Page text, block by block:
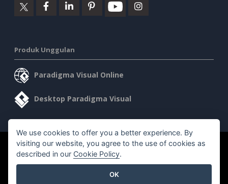
Produk Unggulan
Paradigma Visual Online
Desktop Paradigma Visual
©2026 by Visual Paradigm. Semua hak cipta dilindungi undang-
undang.
We use cookies to offer you a better experience. By
visiting our website, you agree to the use of cookies as
described in our Cookie Policy.
OK